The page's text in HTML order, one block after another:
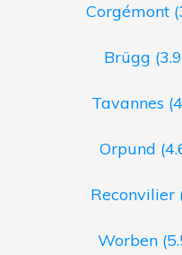
Corgémont
Brügg
Tavannes
Orpund
Reconvilier
Worben